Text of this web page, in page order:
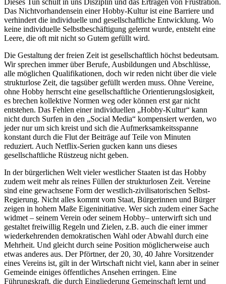
Das Nichtvorhandensein einer Hobby-Kultur ist eine Barriere und
verhindert die individuelle und gesellschaftliche Entwicklung. Wo
keine individuelle Selbstbeschäftigung gelernt wurde, entsteht eine
Leere, die oft mit nicht so Gutem gefüllt wird.
Die Gestaltung der freien Zeit ist gesellschaftlich höchst bedeutsam.
Wir sprechen immer über Berufe, Ausbildungen und Abschlüsse,
alle möglichen Qualifikationen, doch wir reden nicht über die viele
strukturlose Zeit, die tagsüber gefüllt werden muss. Ohne Vereine,
ohne Hobby herrscht eine gesellschaftliche Orientierungslosigkeit,
es brechen kollektive Normen weg oder können erst gar nicht
entstehen. Das Fehlen einer individuellen „Hobby-Kultur“ kann
nicht durch Surfen in den „Social Media“ kompensiert werden, wo
jeder nur um sich kreist und sich die Aufmerksamkeitsspanne
konstant durch die Flut der Beiträge auf Teile von Minuten
reduziert. Auch Netflix-Serien gucken kann uns dieses
gesellschaftliche Rüstzeug nicht geben.
In der bürgerlichen Welt vieler westlicher Staaten ist das Hobby
zudem weit mehr als reines Füllen der strukturlosen Zeit. Vereine
sind eine gewachsene Form der westlich-zivilisatorischen Selbst-
Regierung. Nicht alles kommt vom Staat, Bürgerinnen und Bürger
zeigen in hohem Maße Eigeninitiative. Wer sich zudem einer Sache
widmet – seinem Verein oder seinem Hobby– unterwirft sich und
gestaltet freiwillig Regeln und Zielen, z.B. auch die einer immer
wiederkehrenden demokratischen Wahl oder Abwahl durch eine
Mehrheit. Und gleicht durch seine Position möglicherweise auch
etwas anderes aus. Der Pförtner, der 20, 30, 40 Jahre Vorsitzender
eines Vereins ist, gilt in der Wirtschaft nicht viel, kann aber in seiner
Gemeinde einiges öffentliches Ansehen erringen. Eine
Führungskraft, die durch Eingliederung Gemeinschaft lernt und